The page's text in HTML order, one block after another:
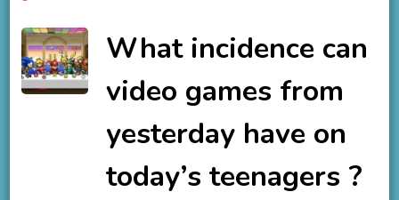
What incidence can
video games from
yesterday have on
today’s teenagers ?